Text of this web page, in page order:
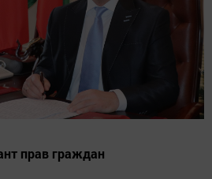
прав граждан